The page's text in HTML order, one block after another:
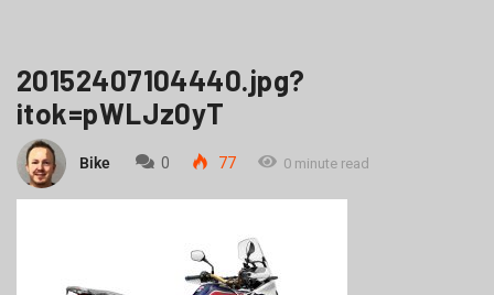
20152407104440.jpg?
itok=pWLJz0yT
Bike 0 77 0 minute read